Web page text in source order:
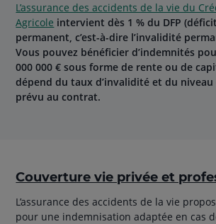
L’assurance des accidents de la vie du
Agricole intervient dès 1 % du DFP
permanent, c’est-à-dire l’invalidité
Vous pouvez bénéficier d’indemnités
000 000 € sous forme de rente ou de
dépend du taux d’invalidité et du
prévu au contrat.
Couverture vie privée et
L’assurance des accidents de la vie
pour une indemnisation adaptée en cas